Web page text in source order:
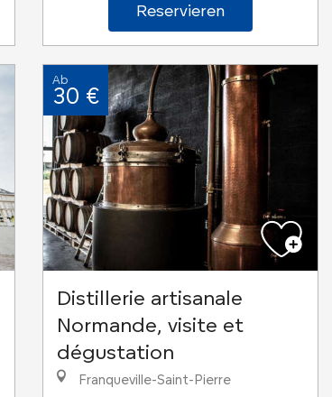
Reservieren
Ab
30 €
Distillerie artisanale
Normande, visite et
dégustation
Franqueville-Saint-Pierre